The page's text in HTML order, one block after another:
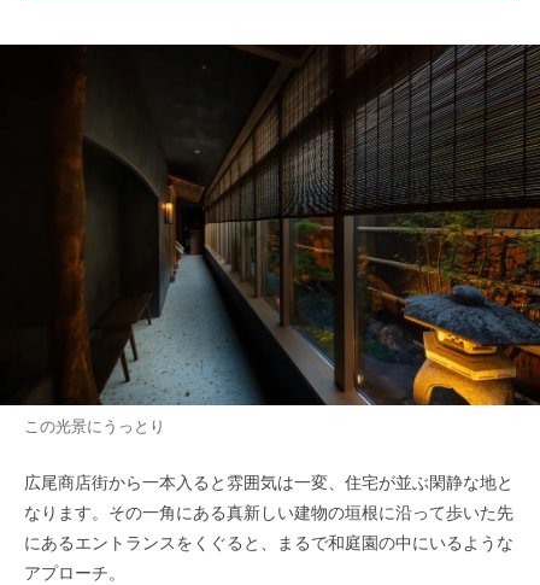
この光景にうっとり
広尾商店街から一本入ると雰囲気は一変、住宅が並ぶ閑静な地と
なります。その一角にある真新しい建物の垣根に沿って歩いた先
にあるエントランスをくぐると、まるで和庭園の中にいるような
アプローチ。